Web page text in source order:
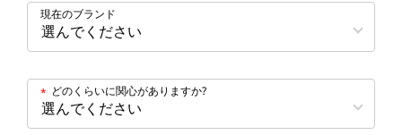
現在のブランド
どのくらいに関心がありますか?
*